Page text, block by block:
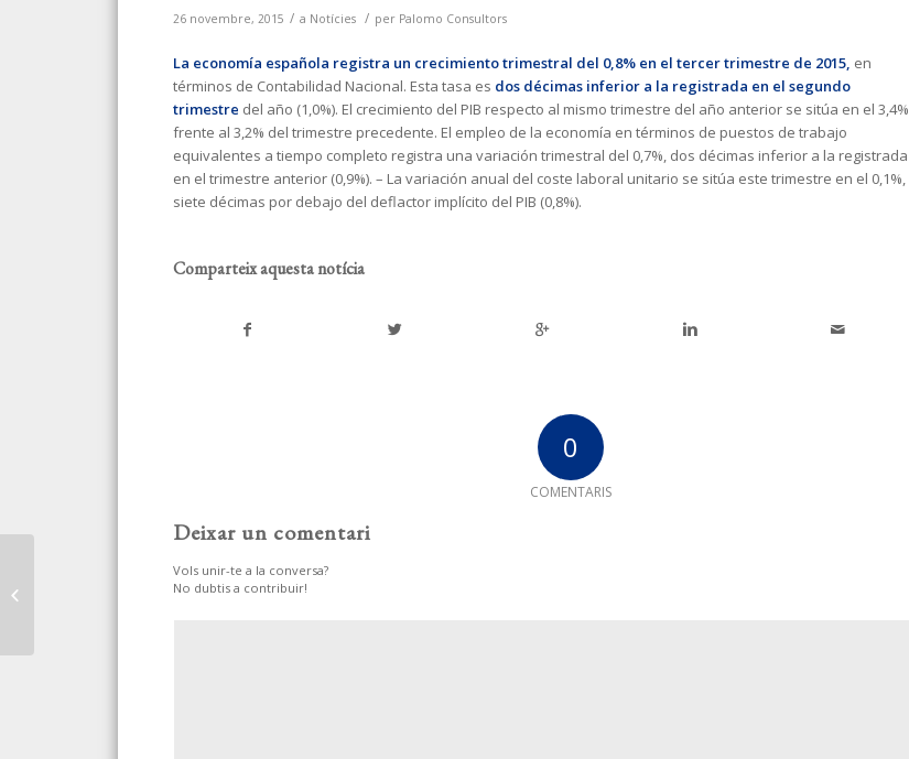
26 novembre, 2015 / a Notícies / per Palomo Consultors
La economía española registra un crecimiento trimestral del 0,8% en el tercer trimestre de 2015, en
términos de Contabilidad Nacional. Esta tasa es dos décimas inferior a la registrada en el segundo
trimestre del año (1,0%). El crecimiento del PIB respecto al mismo trimestre del año anterior se sitúa en el 3,4%
frente al 3,2% del trimestre precedente. El empleo de la economía en términos de puestos de trabajo
equivalentes a tiempo completo registra una variación trimestral del 0,7%, dos décimas inferior a la registrada
en el trimestre anterior (0,9%). – La variación anual del coste laboral unitario se sitúa este trimestre en el 0,1%,
siete décimas por debajo del deflactor implícito del PIB (0,8%).
Comparteix aquesta notícia
0
COMENTARIS
Deixar un comentari
Vols unir-te a la conversa?
No dubtis a contribuir!